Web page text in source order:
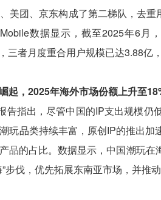
美团、京东构成了第二梯队，去重
数据显示，截至2025年6月
三者月度重合用户规模已达3.88亿
起，2025年海外市场份额上升至
告指出，尽管中国的IP支出规模
玩品类持续丰富，原创IP的推出加
品的占比。数据显示，中国潮玩在
步伐，优先拓展东南亚市场，并推